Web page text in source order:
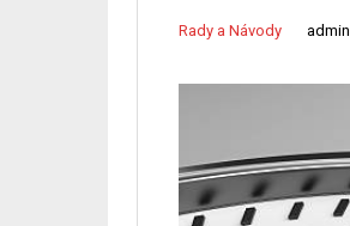
Rady a Návody admin